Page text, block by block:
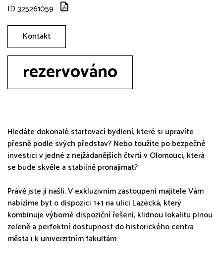
ID 325261059
Kontakt
rezervováno
Hledáte dokonalé startovací bydlení, které si upravíte
přesně podle svých představ? Nebo toužíte po bezpečné
investici v jedné z nejžádanějších čtvrtí v Olomouci, která
se bude skvěle a stabilně pronajímat?
Právě jste ji našli. V exkluzivním zastoupení majitele Vám
nabízíme byt o dispozici 1+1 na ulici Lazecká, který
kombinuje výborné dispoziční řešení, klidnou lokalitu plnou
zeleně a perfektní dostupnost do historického centra
města i k univerzitním fakultám.